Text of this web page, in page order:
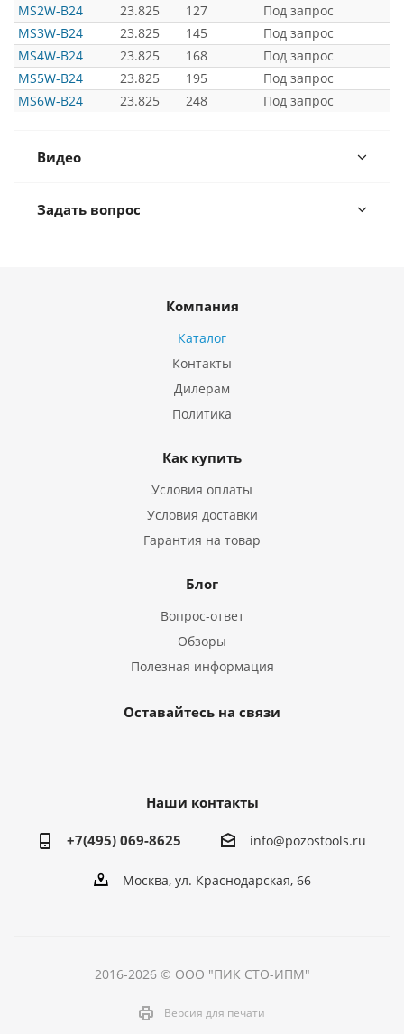
MS2W-B24
23.825 127
Под запрос
MS3W-B24
23.825 145
Под запрос
MS4W-B24
23.825 168
Под запрос
MS5W-B24
23.825 195
Под запрос
MS6W-B24
23.825 248 Под запрос
Видео
Задать вопрос
Компания
Каталог
Контакты
Дилерам
Политика
Как купить
Условия оплаты
Условия доставки
Гарантия на товар
Блог
Вопрос-ответ
Обзоры
Полезная информация
Оставайтесь на связи
Наши контакты
+7(495) 069-8625 info@pozostools.ru
Москва, ул. Краснодарская, 66
2016-2026 © ООО "ПИК СТО-ИПМ"
Версия для печати